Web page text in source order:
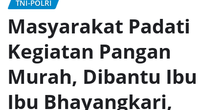
TNI-POLRI
Masyarakat Padati
Kegiatan Pangan
Murah, Dibantu Ibu
Ibu Bhayangkari,